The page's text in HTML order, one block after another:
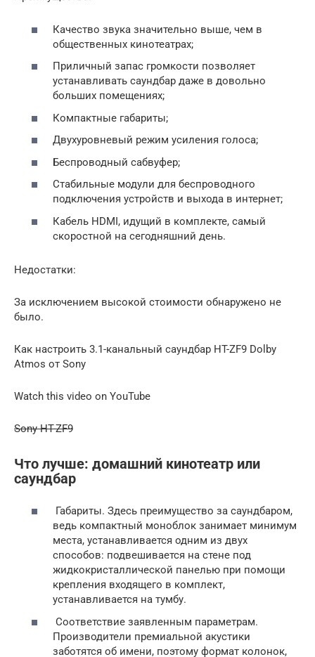
Качество звука значительно выше, чем в
общественных кинотеатрах;
Приличный запас громкости позволяет
устанавливать саундбар даже в довольно
больших помещениях;
Компактные габариты;
Двухуровневый режим усиления голоса;
Беспроводный сабвуфер;
Стабильные модули для беспроводного
подключения устройств и выхода в интернет;
Кабель HDMI, идущий в комплекте, самый
скоростной на сегодняшний день.
Недостатки:
За исключением высокой стоимости обнаружено не
было.
Как настроить 3.1-канальный саундбар HT-ZF9 Dolby
Atmos от Sony
Watch this video on YouTube
Sony HT-ZF9
Что лучше: домашний кинотеатр или
саундбар
Габариты. Здесь преимущество за саундбаром,
ведь компактный моноблок занимает минимум
места, устанавливается одним из двух
способов: подвешивается на стене под
жидкокристаллической панелью при помощи
крепления входящего в комплект,
устанавливается на тумбу.
Соответствие заявленным параметрам.
Производители премиальной акустики
заботятся об имени, поэтому формат колонок,